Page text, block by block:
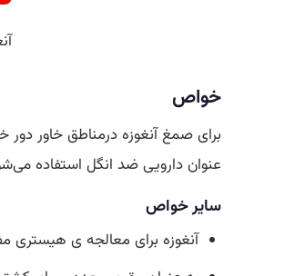
خواص
برای صمغ آنغوزه درمناطق خاور
عنوان دارویی ضد انگل استفاده
سایر خواص
آنغوزه برای معالجه ی هیستری